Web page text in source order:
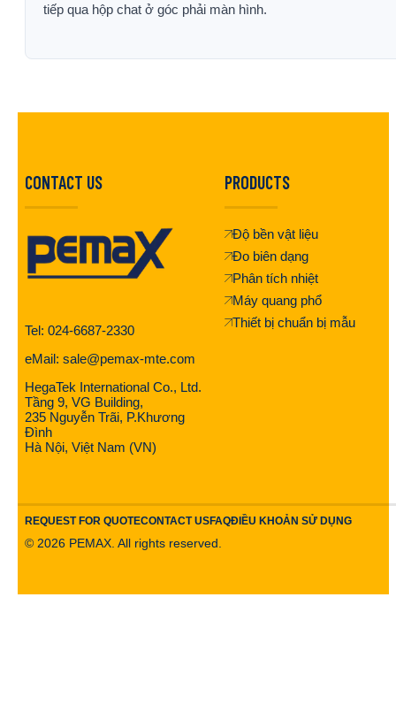
tiếp qua hộp chat ở góc phải màn hình.
CONTACT US
Tel: 024-6687-2330
eMail: sale@pemax-mte.com
HegaTek International Co., Ltd.
Tầng 9, VG Building,
235 Nguyễn Trãi, P.Khương
Đình
Hà Nội, Việt Nam (VN)
PRODUCTS
Độ bền vật liệu
Đo biên dạng
Phân tích nhiệt
Máy quang phổ
Thiết bị chuẩn bị mẫu
REQUEST FOR QUOTECONTACT USFAQĐIỀU KHOẢN SỬ DỤNG
© 2026 PEMAX. All rights reserved.